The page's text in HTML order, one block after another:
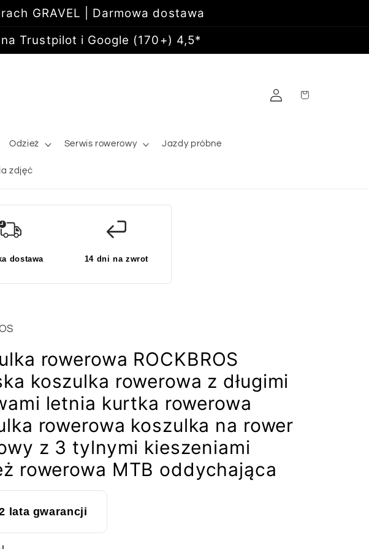
GRAVEL | Darmowa dostawa
Trustpilot i Google (170+) 4,5*
Odzież Serwis rowerowy Jazdy próbne
zdjęć
Zaloguj
się
Koszyk
dostawa 14 dni na zwrot
rowerowa ROCKBROS
koszulka rowerowa z długimi
letnia kurtka rowerowa
rowerowa koszulka na rower
z 3 tylnymi kieszeniami
rowerowa MTB oddychająca
lata gwarancji